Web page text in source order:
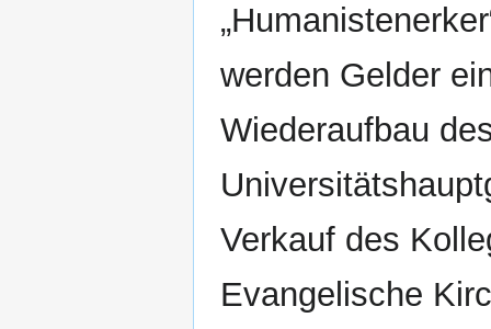
werden Gelder
Wiederaufbau
Verkauf des
Evangelische